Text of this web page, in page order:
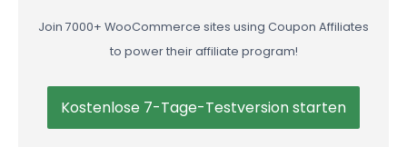
Join 7000+ WooCommerce sites using Coupon Affiliates
to power their affiliate program!
Kostenlose 7-Tage-Testversion starten